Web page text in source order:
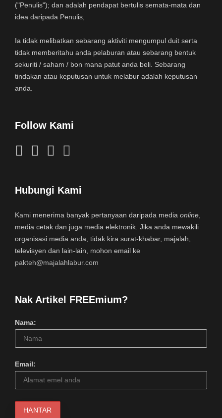
("Penulis"); dan adalah pendapat bertulis semata-mata dan
idea daripada Penulis,
Ia tidak melibatkan sebarang aktiviti mengumpul duit serta
tidak memberitahu anda pelaburan atau sebarang bentuk
sekuriti / saham / bon mana patut anda beli. Sebarang
tindakan atau keputusan untuk melabur adalah keputusan
anda.
Follow Kami
Hubungi Kami
Kami menerima banyak pertanyaan daripada media online,
media cetak dan juga media elektronik. Jika anda mewakili
organisasi media anda, tidak kira surat-khabar, majalah,
televisyen dan lain-lain, mohon email ke
pakteh@majalahlabur.com
Nak Artikel FREEmium?
Nama:
Email: